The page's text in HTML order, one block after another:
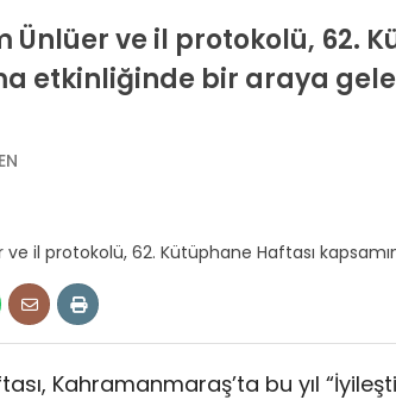
Ünlüer ve il protokolü, 62.
etkinliğinde bir araya
Kahramanmaraş’ta bu yıl